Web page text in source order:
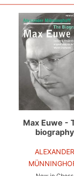
Max Euwe -
biography
ALEXANDER